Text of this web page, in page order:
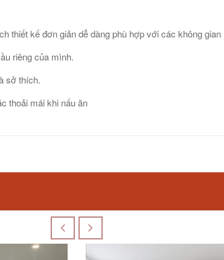
thiết kế đơn giản dễ dàng phù hợp với các không gian
riêng của mình.
sở thích.
thoải mái khi nấu ăn